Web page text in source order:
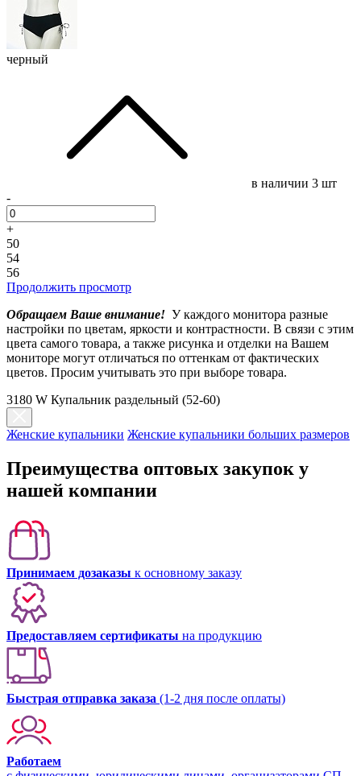
черный
в наличии 3 шт
-
+
50
54
56
Продолжить просмотр
Обращаем Ваше внимание! У каждого монитора разные
настройки по цветам, яркости и контрастности. В связи с этим
цвета самого товара, а также рисунка и отделки на Вашем
мониторе могут отличаться по оттенкам от фактических
цветов. Просим учитывать это при выборе товара.
3180 W Купальник раздельный (52-60)
Женские купальники Женские купальники больших размеров
Преимущества оптовых закупок у
нашей компании
Принимаем дозаказы к основному заказу
Предоставляем сертификаты на продукцию
Быстрая отправка заказа (1-2 дня после оплаты)
Работаем